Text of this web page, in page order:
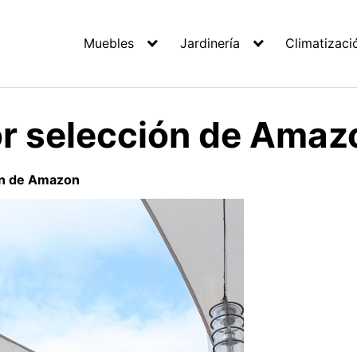
Muebles Jardinería
selección de
de Amazon